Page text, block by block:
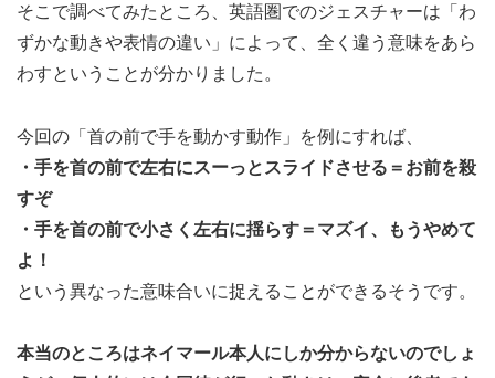
そこで調べてみたところ、英語圏でのジェスチャーは「わ
ずかな動きや表情の違い」によって、全く違う意味をあら
わすということが分かりました。
今回の「首の前で手を動かす動作」を例にすれば、
・手を首の前で左右にスーっとスライドさせる＝お前を殺
すぞ
・手を首の前で小さく左右に揺らす＝マズイ、もうやめて
よ！
という異なった意味合いに捉えることができるそうです。
本当のところはネイマール本人にしか分からないのでしょ